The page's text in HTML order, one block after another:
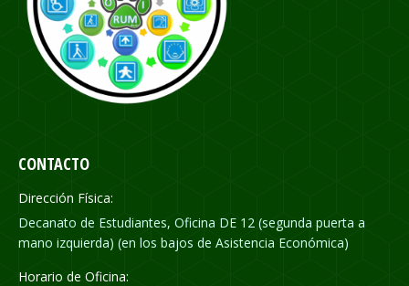
CONTACTO
Dirección Física:
Decanato de Estudiantes, Oficina DE 12 (segunda puerta a
mano izquierda) (en los bajos de Asistencia Económica)
Horario de Oficina: